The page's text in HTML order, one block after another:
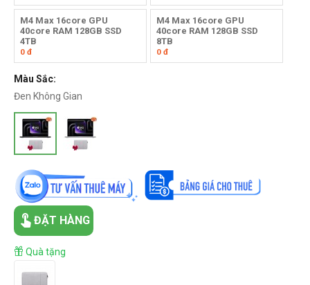
M4 Max 16core GPU
40core RAM 128GB SSD
4TB
0 đ
M4 Max 16core GPU
40core RAM 128GB SSD
8TB
0đ
Màu Sắc:
Đen Không Gian
ĐẶT HÀNG
Quà tặng